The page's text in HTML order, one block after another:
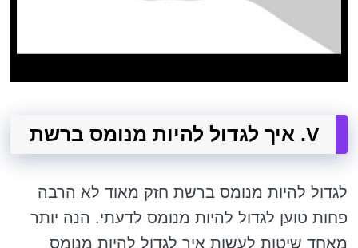
V. איך לגדול להיות מנומס ברשת
לגדול להיות מנומס ברשת חזק מאוד לא הרבה
פחות טוען לגדול להיות מנומס לדעתי. הנה יותר
מאחד שיטות לעשות איך לגדול להיות מנומס